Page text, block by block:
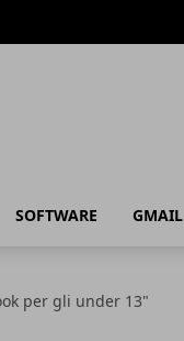
SOFTWARE GMAIL
per gli under 13"